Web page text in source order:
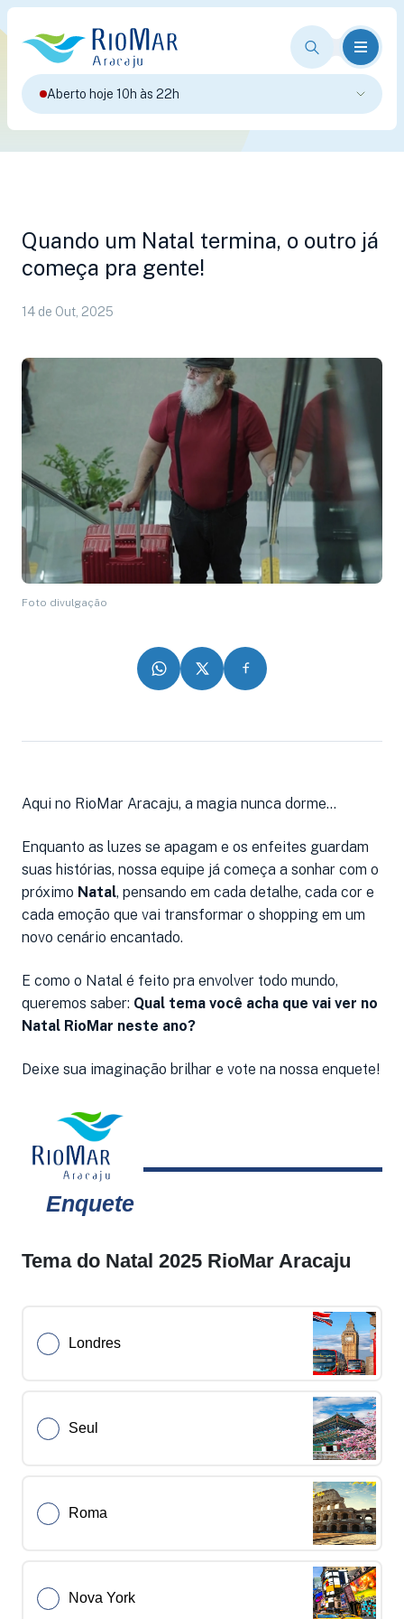
Aberto hoje 10h às 22h
Quando um Natal termina, o outro já
começa pra gente!
14 de Out, 2025
Foto divulgação
Aqui no RioMar Aracaju, a magia nunca dorme...
Enquanto as luzes se apagam e os enfeites guardam
suas histórias, nossa equipe já começa a sonhar com o
próximo Natal, pensando em cada detalhe, cada cor e
cada emoção que vai transformar o shopping em um
novo cenário encantado.
E como o Natal é feito pra envolver todo mundo,
queremos saber: Qual tema você acha que vai ver no
Natal RioMar neste ano?
Deixe sua imaginação brilhar e vote na nossa enquete!